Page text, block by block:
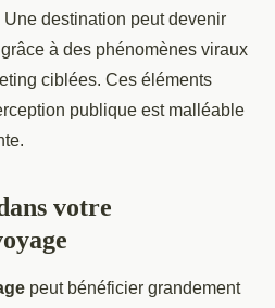
destination peut devenir
à des phénomènes viraux
ciblées. Ces éléments
publique est malléable
votre
peut bénéficier grandement